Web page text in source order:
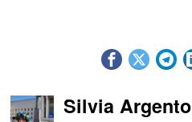
Silvia Argento